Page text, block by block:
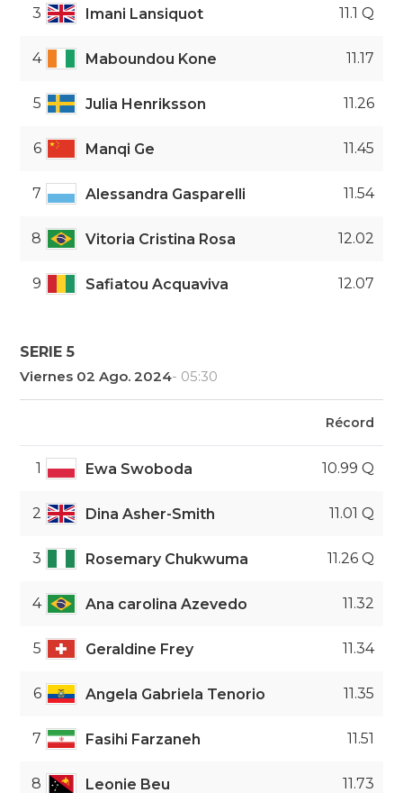
3 Imani Lansiquot 11.1 Q
4 Maboundou Kone 11.17
5 Julia Henriksson 11.26
6 Manqi Ge 11.45
7 Alessandra Gasparelli 11.54
8 Vitoria Cristina Rosa 12.02
9 Safiatou Acquaviva 12.07
SERIE 5
Viernes 02 Ago. 2024- 05:30
Récord
1 Ewa Swoboda 10.99 Q
2 Dina Asher-Smith 11.01 Q
3 Rosemary Chukwuma 11.26 Q
4 Ana carolina Azevedo 11.32
5 Geraldine Frey 11.34
6 Angela Gabriela Tenorio 11.35
7 Fasihi Farzaneh 11.51
8 Leonie Beu 11.73